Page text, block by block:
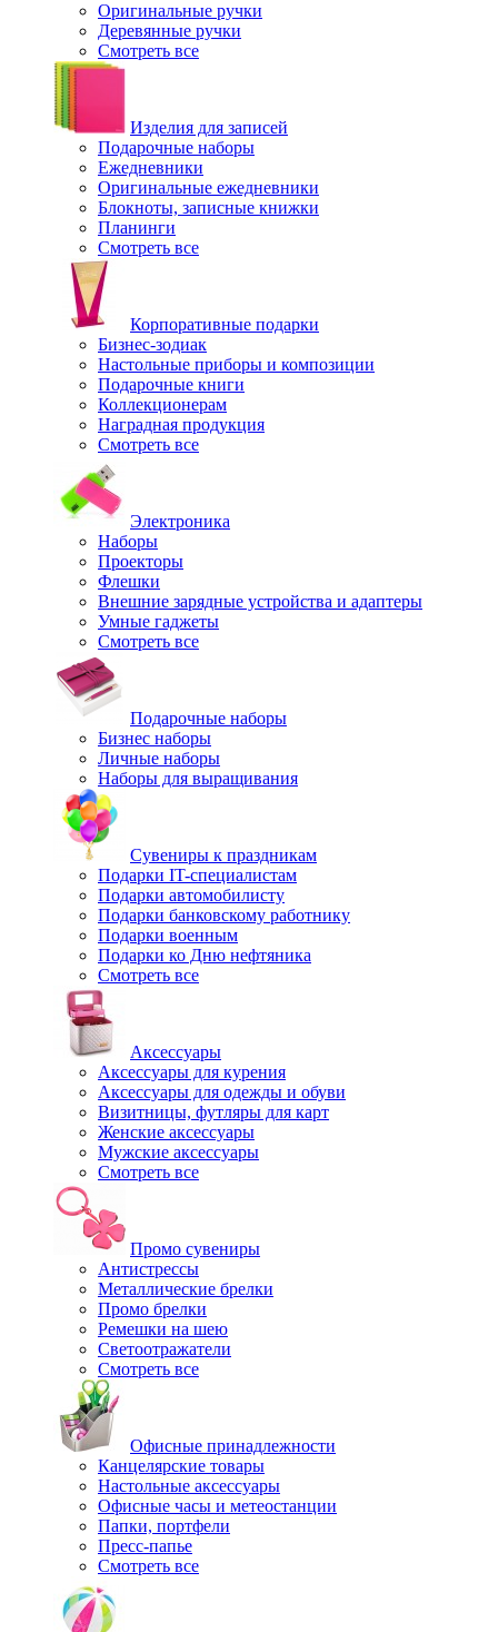
Оригинальные ручки
Деревянные ручки
Смотреть все
Изделия для записей
Подарочные наборы
Ежедневники
Оригинальные ежедневники
Блокноты, записные книжки
Планинги
Смотреть все
Корпоративные подарки
Бизнес-зодиак
Настольные приборы и композиции
Подарочные книги
Коллекционерам
Наградная продукция
Смотреть все
Электроника
Наборы
Проекторы
Флешки
Внешние зарядные устройства и адаптеры
Умные гаджеты
Смотреть все
Подарочные наборы
Бизнес наборы
Личные наборы
Наборы для выращивания
Сувениры к праздникам
Подарки IT-специалистам
Подарки автомобилисту
Подарки банковскому работнику
Подарки военным
Подарки ко Дню нефтяника
Смотреть все
Аксессуары
Аксессуары для курения
Аксессуары для одежды и обуви
Визитницы, футляры для карт
Женские аксессуары
Мужские аксессуары
Смотреть все
Промо сувениры
Антистрессы
Металлические брелки
Промо брелки
Ремешки на шею
Светоотражатели
Смотреть все
Офисные принадлежности
Канцелярские товары
Настольные аксессуары
Офисные часы и метеостанции
Папки, портфели
Пресс-папье
Смотреть все